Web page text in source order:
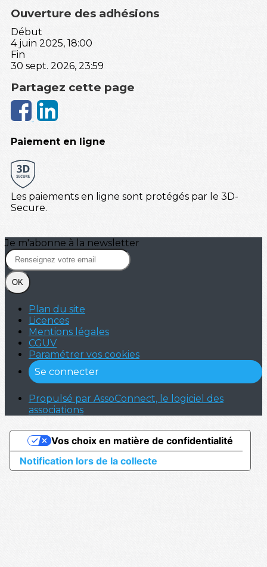
Ouverture des adhésions
Début
4 juin 2025, 18:00
Fin
30 sept. 2026, 23:59
Partagez cette page
Paiement en ligne
Les paiements en ligne sont protégés par le 3D-
Secure.
Je m'abonne à la newsletter
OK
Plan du site
Licences
Mentions légales
CGUV
Paramétrer vos cookies
Se connecter
Propulsé par AssoConnect, le logiciel des
associations
Notification lors de la collecte
Vos choix en matière de confidentialité